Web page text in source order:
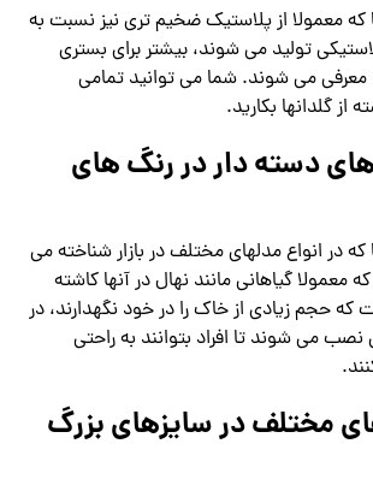
که معمولا از پلاستیک ضخیم تری نیز نسبت به
تولید می شوند، بیشتر برای بستری
معرفی می شوند. شما می توانید تمامی
از گلدانها بکارید.
های دسته دار در رنگ های
که در انواع مدلهای مختلف در بازار شناخته می
معمولا گیاهانی مانند نهال در آنها کاشته
که حجم زیادی از خاک را در خود نگهدارند، در
نصب می شوند تا افراد بتوانند به راحتی
مختلف در سایزهای بزرگ